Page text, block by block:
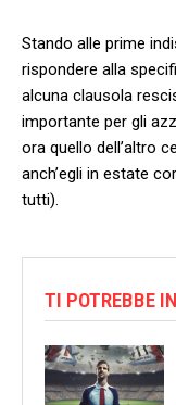
Stando alle prime
rispondere alla
alcuna clausola
importante per gli
ora quello dell’altro
anch’egli in estate
tutti).
TI POTREBBE